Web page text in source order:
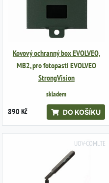
Kovový ochranný box EVOLVEO,
MB2, pro fotopasti EVOLVEO
StrongVision
skladem
890 Kč DO KOŠÍKU
UOV-COMLTE